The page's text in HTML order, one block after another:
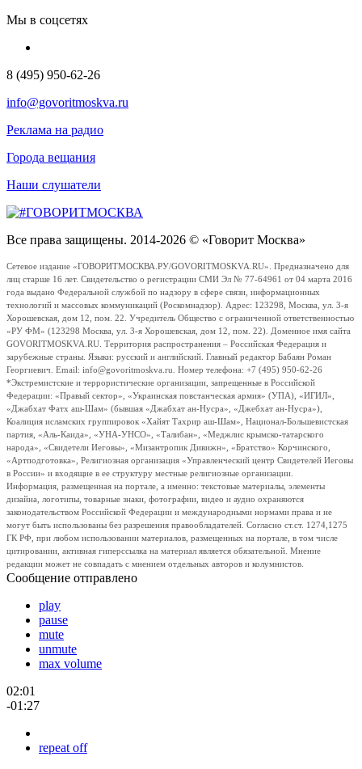
Мы в соцсетях
8 (495) 950-62-26
info@govoritmoskva.ru
Реклама на радио
Города вещания
Наши слушатели
Все права защищены. 2014-2026 © «Говорит Москва»
Сетевое издание «ГОВОРИТМОСКВА.РУ/GOVORITMOSKVA.RU». Предназначено для
лиц старше 16 лет. Свидетельство о регистрации СМИ Эл № 77-64961 от 04 марта 2016
года выдано Федеральной службой по надзору в сфере связи, информационных
технологий и массовых коммуникаций (Роскомнадзор). Адрес: 123298, Москва, ул. 3-я
Хорошевская, дом 12, пом. 22. Учредитель Общество с ограниченной ответственностью
«РУ ФМ» (123298 Москва, ул. 3-я Хорошевская, дом 12, пом. 22). Доменное имя сайта
GOVORITMOSKVA.RU. Территория распространения – Российская Федерация и
зарубежные страны. Языки: русский и английский. Главный редактор Бабаян Роман
Георгиевич. Email: info@govoritmoskva.ru. Номер телефона: +7 (495) 950-62-26
*Экстремистские и террористические организации, запрещенные в Российской
Федерации: «Правый сектор», «Украинская повстанческая армия» (УПА), «ИГИЛ»,
«Джабхат Фатх аш-Шам» (бывшая «Джабхат ан-Нусра», «Джебхат ан-Нусра»),
Коалиция исламских группировок «Хайят Тахрир аш-Шам», Национал-Большевистская
партия, «Аль-Каида», «УНА-УНСО», «Талибан», «Меджлис крымско-татарского
народа», «Свидетели Иеговы», «Мизантропик Дивижн», «Братство» Корчинского,
«Артподготовка», Религиозная организация «Управленческий центр Свидетелей Иеговы
в России» и входящие в ее структуру местные религиозные организации.
Информация, размещенная на портале, а именно: текстовые материалы, элементы
дизайна, логотипы, товарные знаки, фотографии, видео и аудио охраняются
законодательством Российской Федерации и международными нормами права и не
могут быть использованы без разрешения правообладателей. Согласно ст.ст. 1274,1275
ГК РФ, при любом использовании материалов, размещенных на портале, в том числе
цитировании, активная гиперссылка на материал является обязательной. Мнение
редакции может не совпадать с мнением отдельных авторов и колумнистов.
Сообщение отправлено
play
pause
mute
unmute
max volume
02:01
-01:27
repeat off